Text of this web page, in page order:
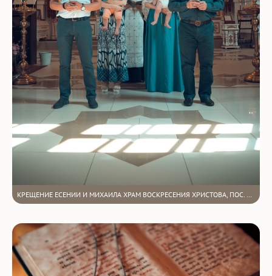
КРЕЩЕНИЕ ЕСЕНИИ И МИХАИЛА ХРАМ ВОСКРЕСЕНИЯ ХРИСТОВА, ПОС. ПОДГОРНЫЙ